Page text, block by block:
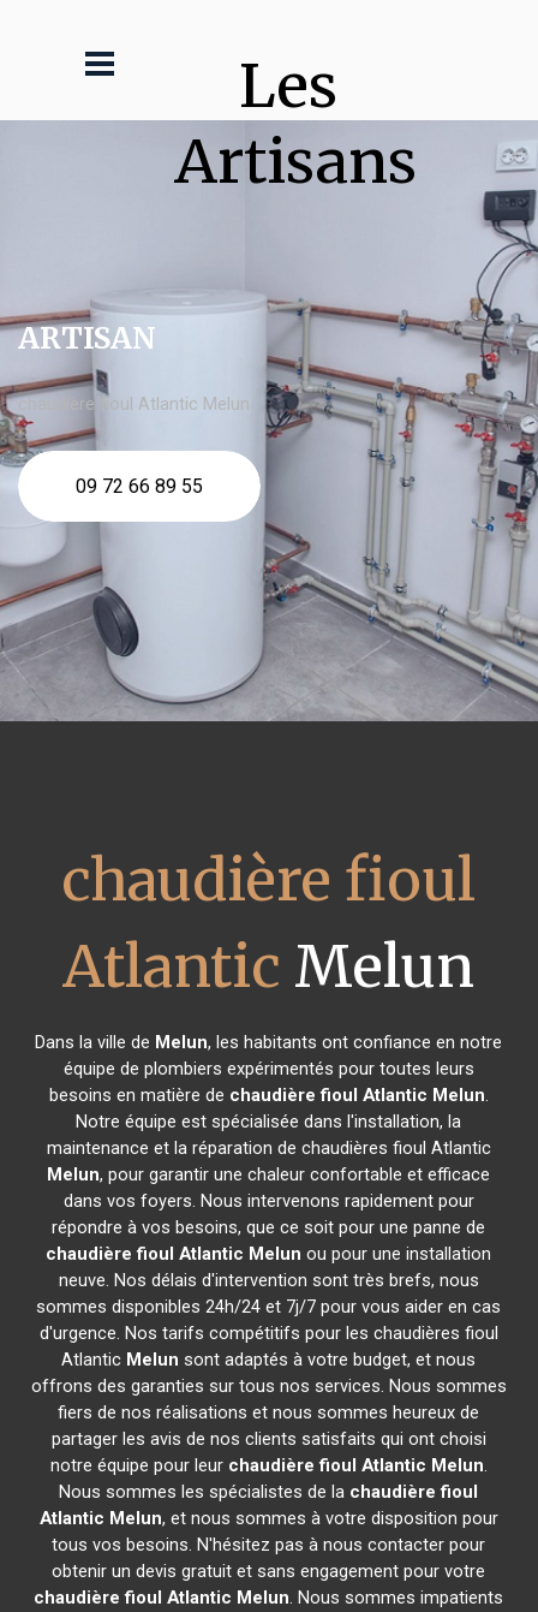
Les
Artisans
ARTISAN
chaudière fioul Atlantic Melun
09 72 66 89 55
chaudière fioul
Atlantic Melun
Dans la ville de Melun, les habitants ont confiance en notre
équipe de plombiers expérimentés pour toutes leurs
besoins en matière de chaudière fioul Atlantic Melun.
Notre équipe est spécialisée dans l'installation, la
maintenance et la réparation de chaudières fioul Atlantic
Melun, pour garantir une chaleur confortable et efficace
dans vos foyers. Nous intervenons rapidement pour
répondre à vos besoins, que ce soit pour une panne de
chaudière fioul Atlantic Melun ou pour une installation
neuve. Nos délais d'intervention sont très brefs, nous
sommes disponibles 24h/24 et 7j/7 pour vous aider en cas
d'urgence. Nos tarifs compétitifs pour les chaudières fioul
Atlantic Melun sont adaptés à votre budget, et nous
offrons des garanties sur tous nos services. Nous sommes
fiers de nos réalisations et nous sommes heureux de
partager les avis de nos clients satisfaits qui ont choisi
notre équipe pour leur chaudière fioul Atlantic Melun.
Nous sommes les spécialistes de la chaudière fioul
Atlantic Melun, et nous sommes à votre disposition pour
tous vos besoins. N'hésitez pas à nous contacter pour
obtenir un devis gratuit et sans engagement pour votre
chaudière fioul Atlantic Melun. Nous sommes impatients